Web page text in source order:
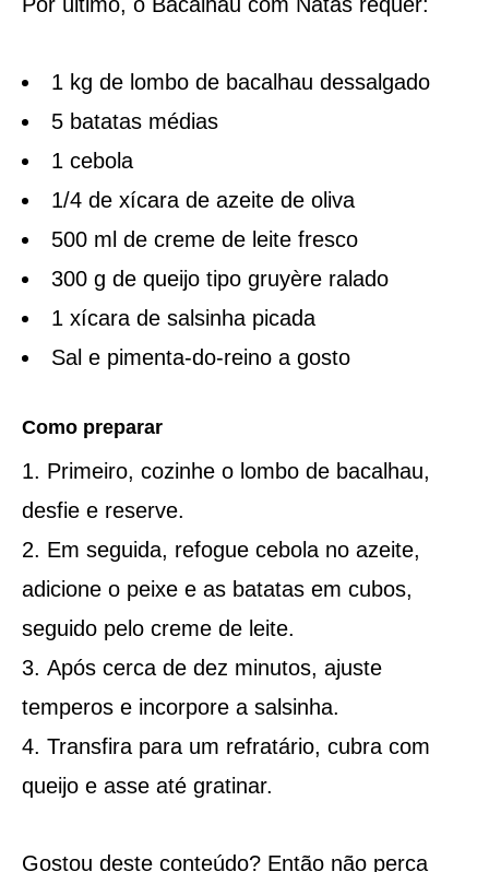
1 kg de lombo de bacalhau dessalgado
5 batatas médias
1 cebola
1/4 de xícara de azeite de oliva
500 ml de creme de leite fresco
300 g de queijo tipo gruyère ralado
1 xícara de salsinha picada
Sal e pimenta-do-reino a gosto
Como preparar
Primeiro, cozinhe o lombo de bacalhau,
desfie e reserve.
Em seguida, refogue cebola no azeite,
adicione o peixe e as batatas em cubos,
seguido pelo creme de leite.
Após cerca de dez minutos, ajuste
temperos e incorpore a salsinha.
Transfira para um refratário, cubra com
queijo e asse até gratinar.
Gostou deste conteúdo? Então não perca